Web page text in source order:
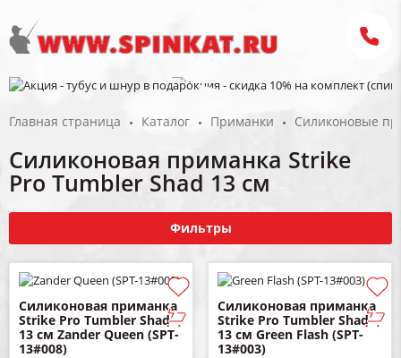
Главная страница Каталог Приманки Силиконовые
Силиконовая приманка Strike
Pro Tumbler Shad 13 см
Фильтры
Силиконовая приманка
Strike Pro Tumbler Shad
13 см Zander Queen (SPT-
13#008)
Силиконовая приманка
Strike Pro Tumbler Shad
13 см Green Flash (SPT-
13#003)